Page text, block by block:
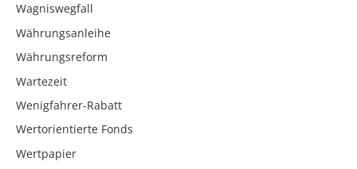
Wagniswegfall
Währungsanleihe
Währungsreform
Wartezeit
Wenigfahrer-Rabatt
Wertorientierte Fonds
Wertpapier